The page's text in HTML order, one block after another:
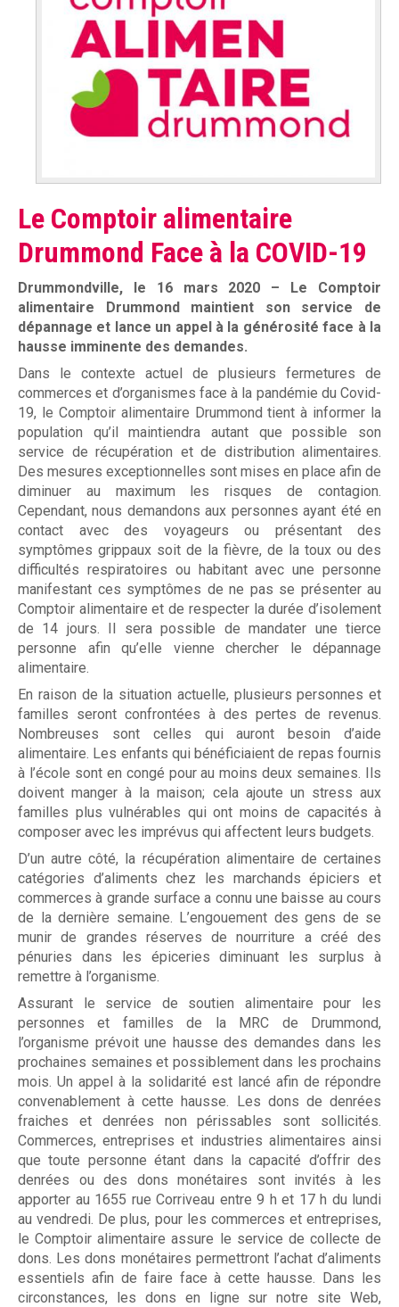
e
D
u
m
m
o
n
d
Mission et valeurs
Services
Plateaux de travail
Notre équipe
Rapports annuel d'activités
Donner
Associés à la récupération alimentaire
Entreprises
Individus
Recevoir
Dépannage alimentaire
Campagne de financement
Nos partenaires
Résultats annuels
Activités de financement -
campagne annuelle
Objets promotionnels
Tirage en Entreprises
Guignolée
Partenaires de la Guignolée
Le Comptoir alimentaire
Drummond Face à la COVID-19
Drummondville, le 16 mars 2020 – Le Comptoir
alimentaire Drummond maintient son service de
dépannage et lance un appel à la générosité face à la
hausse imminente des demandes.
Dans le contexte actuel de plusieurs fermetures de
commerces et d’organismes face à la pandémie du Covid-
19, le Comptoir alimentaire Drummond tient à informer la
population qu’il maintiendra autant que possible son
service de récupération et de distribution alimentaires.
Des mesures exceptionnelles sont mises en place afin de
diminuer au maximum les risques de contagion.
Cependant, nous demandons aux personnes ayant été en
contact avec des voyageurs ou présentant des
symptômes grippaux soit de la fièvre, de la toux ou des
difficultés respiratoires ou habitant avec une personne
manifestant ces symptômes de ne pas se présenter au
Comptoir alimentaire et de respecter la durée d’isolement
de 14 jours. Il sera possible de mandater une tierce
personne afin qu’elle vienne chercher le dépannage
alimentaire.
En raison de la situation actuelle, plusieurs personnes et
familles seront confrontées à des pertes de revenus.
Nombreuses sont celles qui auront besoin d’aide
alimentaire. Les enfants qui bénéficiaient de repas fournis
à l’école sont en congé pour au moins deux semaines. Ils
doivent manger à la maison; cela ajoute un stress aux
familles plus vulnérables qui ont moins de capacités à
composer avec les imprévus qui affectent leurs budgets.
D’un autre côté, la récupération alimentaire de certaines
catégories d’aliments chez les marchands épiciers et
commerces à grande surface a connu une baisse au cours
de la dernière semaine. L’engouement des gens de se
munir de grandes réserves de nourriture a créé des
pénuries dans les épiceries diminuant les surplus à
remettre à l’organisme.
Assurant le service de soutien alimentaire pour les
personnes et familles de la MRC de Drummond,
l’organisme prévoit une hausse des demandes dans les
prochaines semaines et possiblement dans les prochains
mois. Un appel à la solidarité est lancé afin de répondre
convenablement à cette hausse. Les dons de denrées
fraiches et denrées non périssables sont sollicités.
Commerces, entreprises et industries alimentaires ainsi
que toute personne étant dans la capacité d’offrir des
denrées ou des dons monétaires sont invités à les
apporter au 1655 rue Corriveau entre 9 h et 17 h du lundi
au vendredi. De plus, pour les commerces et entreprises,
le Comptoir alimentaire assure le service de collecte de
dons. Les dons monétaires permettront l’achat d’aliments
essentiels afin de faire face à cette hausse. Dans les
circonstances, les dons en ligne sur notre site Web,